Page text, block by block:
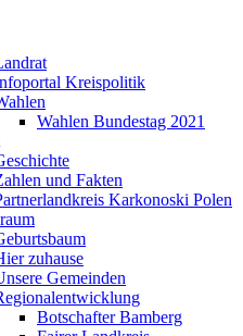
Kreispolitik
Wahlen Bundestag 2021
und Fakten
Karkonoski Polen
zuhause
Gemeinden
Botschafter Bamberg